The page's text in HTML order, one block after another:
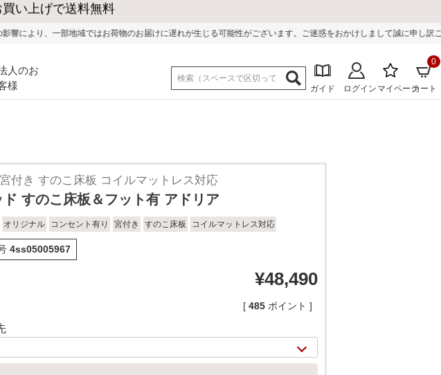
（※当社エリア）
荷物のお届けに遅れが生じる可能性がございます。ご迷惑をおかけしまして誠に申し訳ございません。
人のお
様
ガイド ログイン マイページカート
0
付き すのこ床板 コイルマットレス対応
ド すのこ床板＆フット有 アドリア
オリジナル コンセント有り 宮付き すのこ床板 コイルマットレス対応
4ss05005967
¥48,490
[ 485 ポイント ]